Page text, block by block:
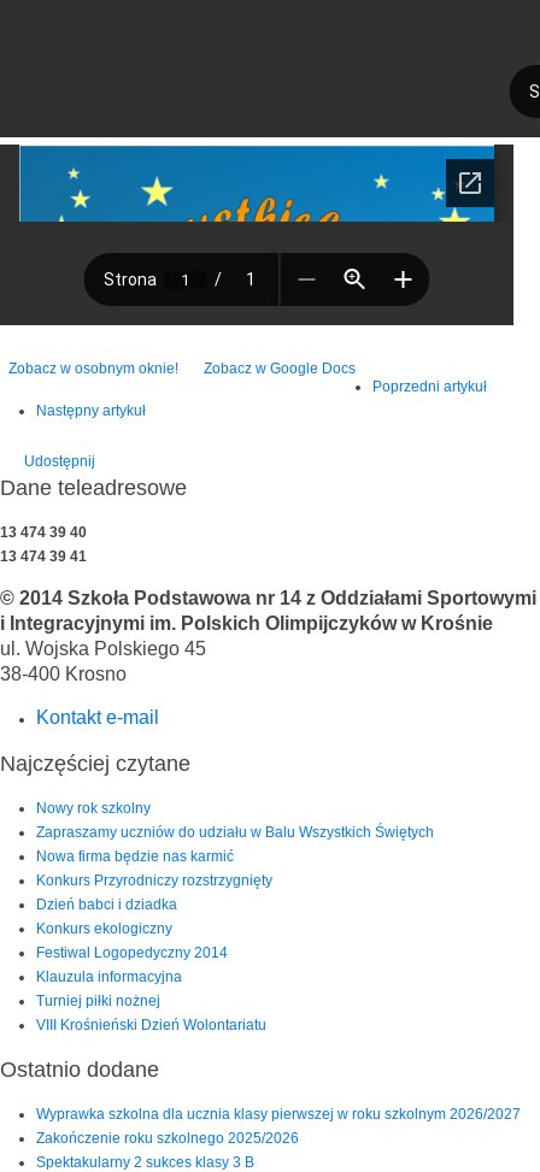
Zobacz w osobnym oknie!
Zobacz w Google Docs
Poprzedni artykuł
Następny artykuł
Udostępnij
Dane teleadresowe
13 474 39 40
13 474 39 41
© 2014 Szkoła Podstawowa nr 14 z Oddziałami Sportowymi
i Integracyjnymi im. Polskich Olimpijczyków w Krośnie
ul. Wojska Polskiego 45
38-400 Krosno
Kontakt e-mail
Najczęściej czytane
Nowy rok szkolny
Zapraszamy uczniów do udziału w Balu Wszystkich Świętych
Nowa firma będzie nas karmić
Konkurs Przyrodniczy rozstrzygnięty
Dzień babci i dziadka
Konkurs ekologiczny
Festiwal Logopedyczny 2014
Klauzula informacyjna
Turniej piłki nożnej
VIII Krośnieński Dzień Wolontariatu
Ostatnio dodane
Wyprawka szkolna dla ucznia klasy pierwszej w roku szkolnym 2026/2027
Zakończenie roku szkolnego 2025/2026
Spektakularny 2 sukces klasy 3 B